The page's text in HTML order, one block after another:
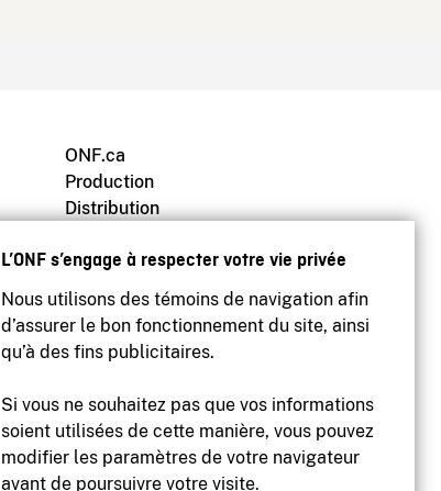
L’ONF s’engage à respecter votre vie privée
Nous utilisons des témoins de navigation afin
d’assurer le bon fonctionnement du site, ainsi
qu’à des fins publicitaires.
Si vous ne souhaitez pas que vos informations
soient utilisées de cette manière, vous pouvez
modifier les paramètres de votre navigateur
avant de poursuivre votre visite.
ONF.ca
Production
Distribution
Archives